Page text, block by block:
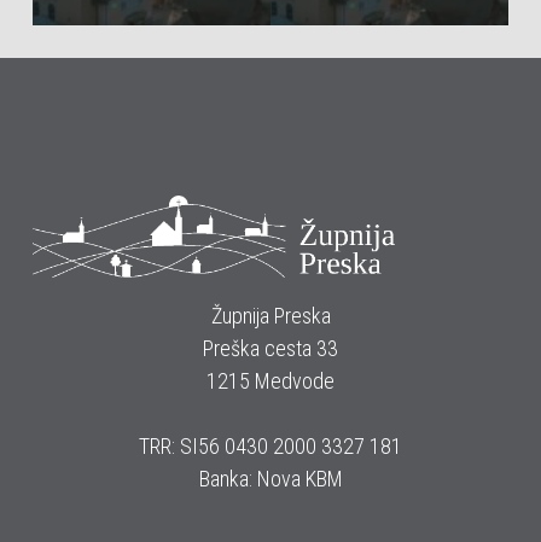
Župnija Preska
Preška cesta 33
1215 Medvode
TRR: SI56 0430 2000 3327 181
Banka: Nova KBM